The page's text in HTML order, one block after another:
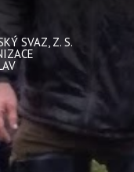
SVAZ, Z. S.